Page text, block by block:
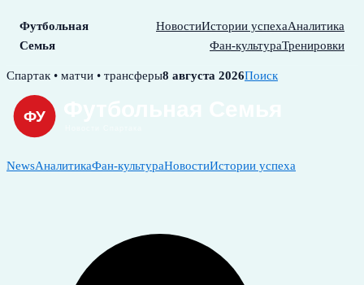
Футбольная
Семья
НовостиИстории успехаАналитика
Фан-культураТренировки
Skip
content
Спартак • матчи • трансферы8 августа 2026Поиск
NewsАналитикаФан-культураНовостиИстории успеха